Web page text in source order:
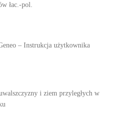
łac.-pol.
– Instrukcja użytkownika
i ziem przyległych w